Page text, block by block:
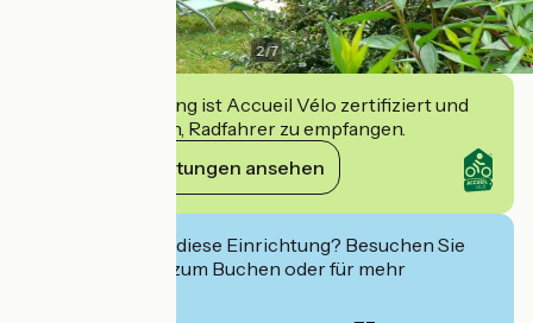
2/7
Diese Einrichtung ist Accueil Vélo zertifiziert und
verpflichtet sich, Radfahrer zu empfangen.
Ihre Verpflichtungen ansehen
Interessiert Sie diese Einrichtung? Besuchen Sie
deren Website zum Buchen oder für mehr